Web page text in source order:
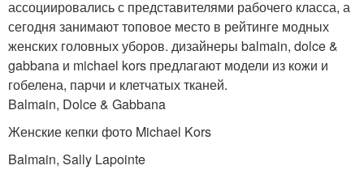
ассоциировались с представителями рабочего класса, а
сегодня занимают топовое место в рейтинге модных
женских головных уборов. дизайнеры balmain, dolce &
gabbana и michael kors предлагают модели из кожи и
гобелена, парчи и клетчатых тканей.
Balmain, Dolce & Gabbana
Женские кепки фото Michael Kors
Balmain, Sally Lapointe